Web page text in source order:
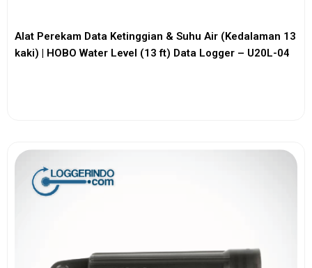
Alat Perekam Data Ketinggian & Suhu Air (Kedalaman 13
kaki) | HOBO Water Level (13 ft) Data Logger – U20L-04